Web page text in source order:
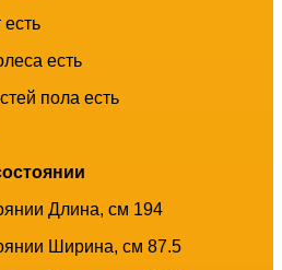
есть
пола есть
Длина, см 194
Ширина, см 87.5